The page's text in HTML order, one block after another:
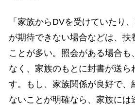
「家族からDVを受けていたり
が期待できない場合などは、扶
ことが多い。照会がある場合も
なく、家族のもとに封書が送ら
す。もし、家族関係が良好で、
ないことが明確なら、家族には